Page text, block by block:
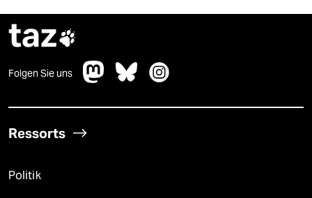
taz
Folgen Sie uns
Ressorts
Politik